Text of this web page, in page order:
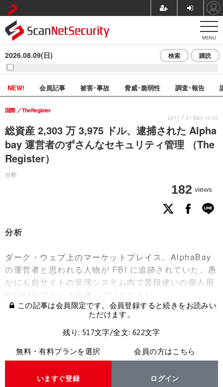
MENU
2026.08.09(日) 検索 購読
NEW! 会員記事 被害･事故 脅威･脆弱性 調査･報告
総資産 2,303 万 3,975 ドル、逮捕された Alpha
bay 運営者のずさんなセキュリティ管理 （The
Register）
分析
国際 TheRegister
182 views
2017.7.31 Mon 10:02
分析
ダーク・ウェブ上のマーケットプレイス、AlphaBay
の運営者と思われる人物が FBI に追跡されていた。愚
かにも自サイトの管理システム内で普段使いの個人用
Hotmail アドレスを使っていたからだ。
この記事は会員限定です。会員登録すると続きをお読みい
ただけます。
残り: 517文字/全文: 622文字
無料・有料プランを選択
いますぐ登録
会員の方はこちら
ログイン